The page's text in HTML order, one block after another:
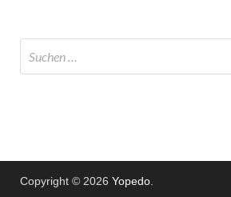
Copyright © 2026 Yopedo